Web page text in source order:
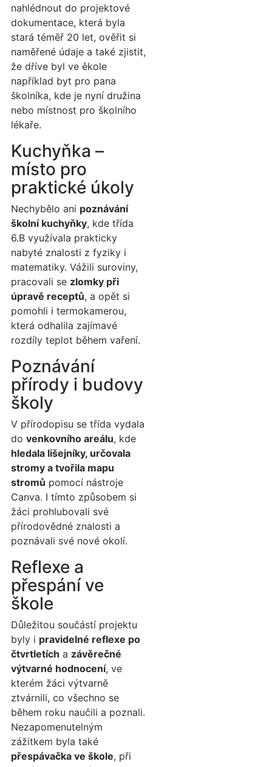
nahlédnout do projektové
dokumentace, která byla
stará téměř 20 let, ověřit si
naměřené údaje a také zjistit,
že dříve byl ve ěkole
například byt pro pana
školníka, kde je nyní družina
nebo místnost pro školního
lékaře.
Kuchyňka –
místo pro
praktické úkoly
Nechybělo ani poznávání
školní kuchyňky, kde třída
6.B využívala prakticky
nabyté znalosti z fyziky i
matematiky. Vážili suroviny,
pracovali se zlomky při
úpravě receptů, a opět si
pomohli i termokamerou,
která odhalila zajímavé
rozdíly teplot během vaření.
Poznávání
přírody i budovy
školy
V přírodopisu se třída vydala
do venkovního areálu, kde
hledala lišejníky, určovala
stromy a tvořila mapu
stromů pomocí nástroje
Canva. I tímto způsobem si
žáci prohlubovali své
přírodovědné znalosti a
poznávali své nové okolí.
Reflexe a
přespání ve
škole
Důležitou součástí projektu
byly i pravidelné reflexe po
čtvrtletích a závěrečné
výtvarné hodnocení, ve
kterém žáci výtvarně
ztvárnili, co všechno se
během roku naučili a poznali.
Nezapomenutelným
zážitkem byla také
přespávačka ve škole, při